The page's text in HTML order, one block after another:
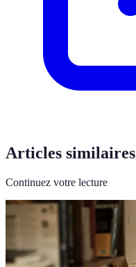
Articles similaires
Continuez votre lecture